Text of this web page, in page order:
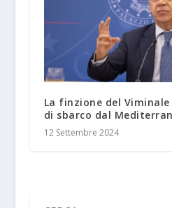
La finzione del
di sbarco dal
12 Settembre 2024